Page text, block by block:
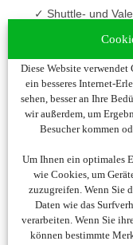
Diese Website
ein besseres Internet-
sehen, besser an Ihre
wir außerdem, um
Besucher kommen
Um Ihnen ein optimales
wie Cookies, um
zuzugreifen. Wenn Sie
Daten wie das
verarbeiten. Wenn Sie
können bestimmte
Shuttle- und
Flughafen-
Transfers
Eine frühzeitige
Auswahl und
Sie werden nun
Holiday Extras